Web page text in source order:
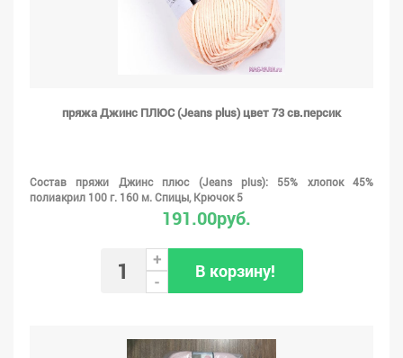
пряжа Джинс ПЛЮС (Jeans plus) цвет 73 св.персик
Состав пряжи Джинс плюс (Jeans plus): 55% хлопок 45%
полиакрил 100 г. 160 м. Спицы, Крючок 5
191.00руб.
+
-
В корзину!